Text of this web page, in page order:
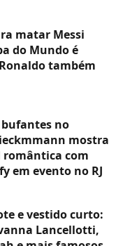
matar Messi
do Mundo é
também
no
mostra
com
em evento no RJ
e vestido curto:
Lancellotti,